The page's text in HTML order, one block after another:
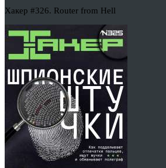
Хакер #326. Router from Hell